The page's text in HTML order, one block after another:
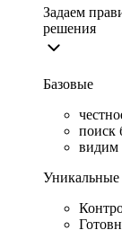
Задаем
решения
Базовые
поиск
видим
Уникальные